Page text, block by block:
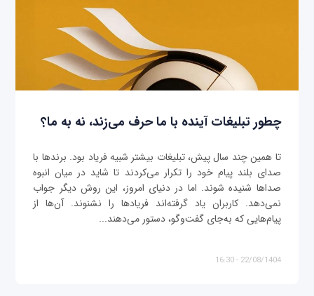
چطور تبلیغات آینده با ما حرف می‌زند، نه به ما؟
تا همین چند سال پیش، تبلیغات بیشتر شبیه فریاد بود. برندها با
صدای بلند پیام خود را تکرار می‌کردند تا شاید در میان انبوه
صداها شنیده شوند. اما در دنیای امروز، این روش دیگر جواب
نمی‌دهد. کاربران یاد گرفته‌اند فریادها را نشنوند. آن‌ها از
پیام‌هایی که به‌جای گفت‌وگو، دستور می‌دهند...
22/08/1404 - 16:30